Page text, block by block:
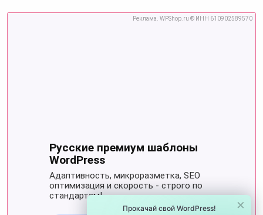
×
Прокачай свой WordPress!